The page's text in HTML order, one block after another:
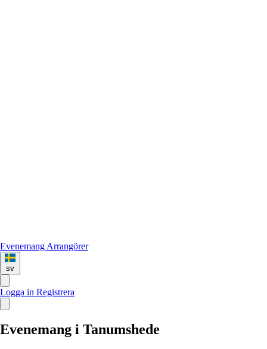
Evenemang Arrangörer
sv
Logga in Registrera
Evenemang i Tanumshede